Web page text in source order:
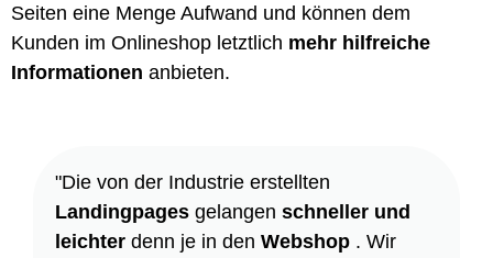
Seiten eine Menge Aufwand und können dem
Kunden im Onlineshop letztlich mehr hilfreiche
Informationen anbieten.
"Die von der Industrie erstellten
Landingpages gelangen schneller und
leichter denn je in den Webshop . Wir